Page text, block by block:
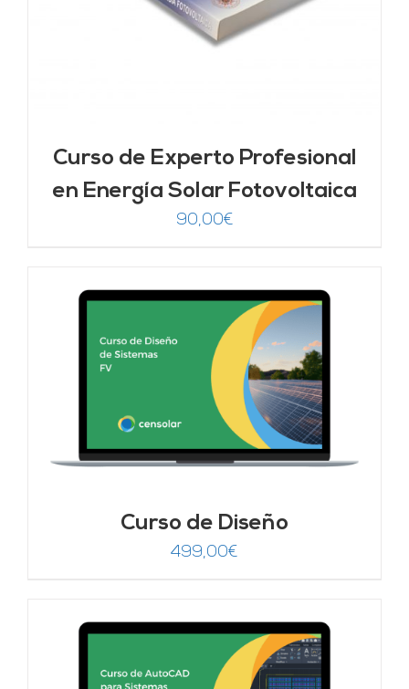
Curso de Experto Profesional
en Energía Solar Fotovoltaica
90,00€
Curso de Diseño
499,00€